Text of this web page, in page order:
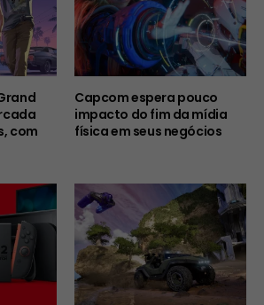
com
Capcom espera pouco
impacto do fim da mídia
física em seus negócios